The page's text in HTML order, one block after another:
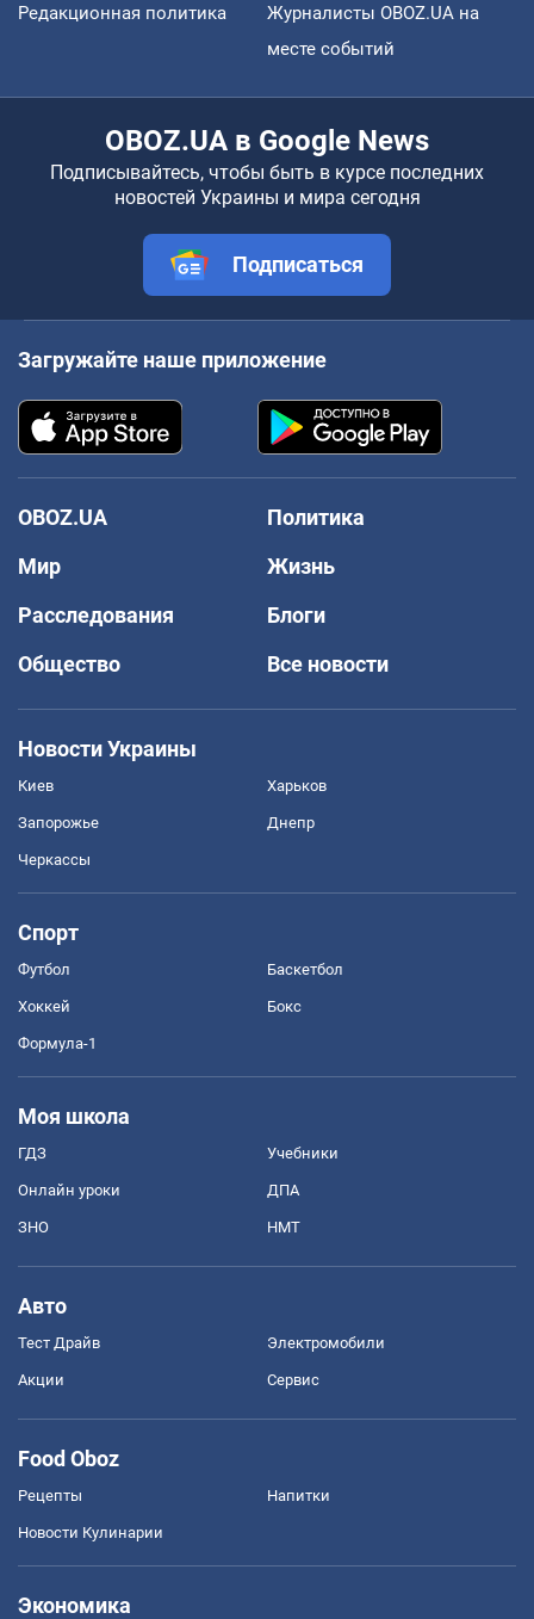
Редакционная политика
Журналисты OBOZ.UA на
месте событий
OBOZ.UA в Google News
Подписывайтесь, чтобы быть в курсе последних
новостей Украины и мира сегодня
Подписаться
Загружайте наше приложение
OBOZ.UA
Политика
Мир
Жизнь
Расследования
Блоги
Общество
Все новости
Новости Украины
Киев Харьков
Запорожье Днепр
Черкассы
Спорт
Футбол Баскетбол
Хоккей Бокс
Формула-1
Моя школа
ГДЗ Учебники
Онлайн уроки ДПА
ЗНО НМТ
Авто
Тест Драйв Электромобили
Акции Сервис
Food Oboz
Рецепты Напитки
Новости Кулинарии
Экономика